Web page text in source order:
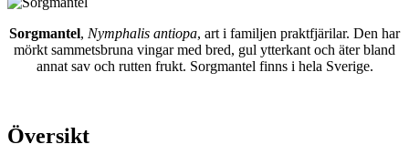
Sorgmantel, Nymphalis antiopa, art i familjen praktfjärilar. Den har
mörkt sammetsbruna vingar med bred, gul ytterkant och äter bland
annat sav och rutten frukt. Sorgmantel finns i hela Sverige.
Översikt